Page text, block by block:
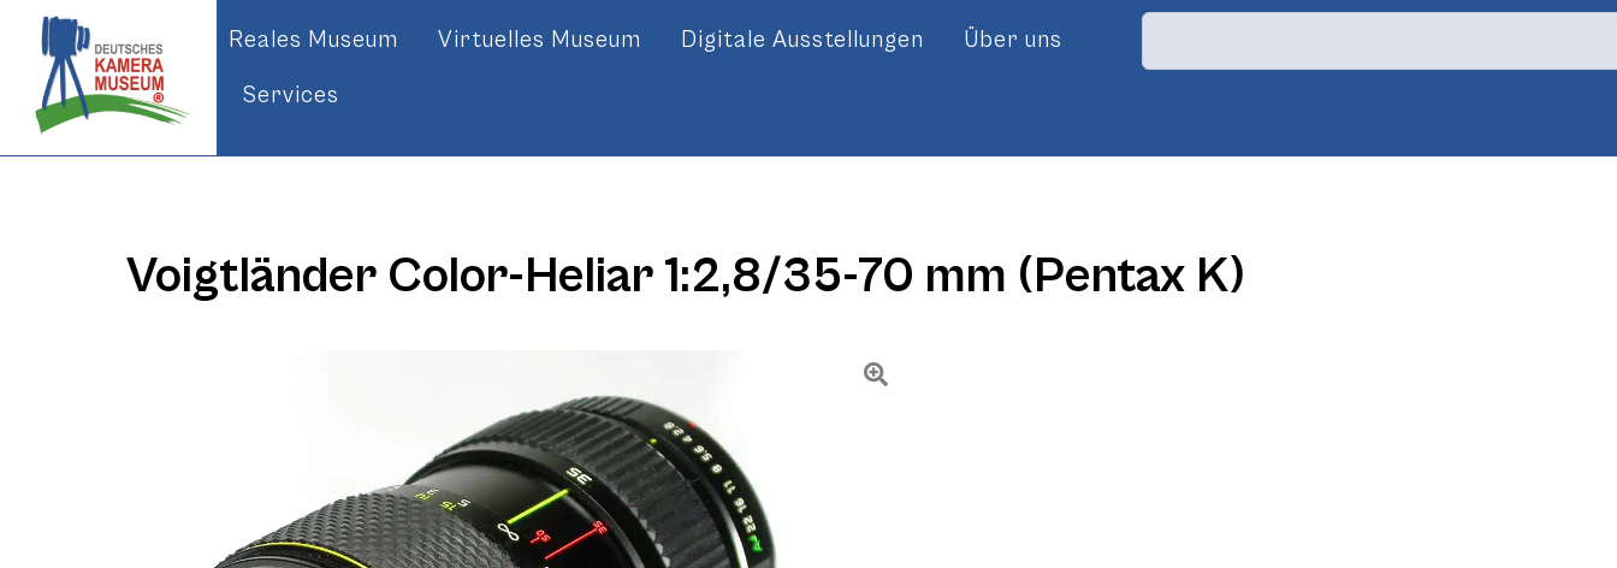
Reales Museum Virtuelles Museum Digitale Ausstellungen Über uns
Services
Voigtländer Color-Heliar 1:2,8/35-70 mm (Pentax K)